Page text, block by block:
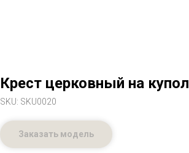
Крест церковный на купол
SKU: SKU0020
Заказать модель